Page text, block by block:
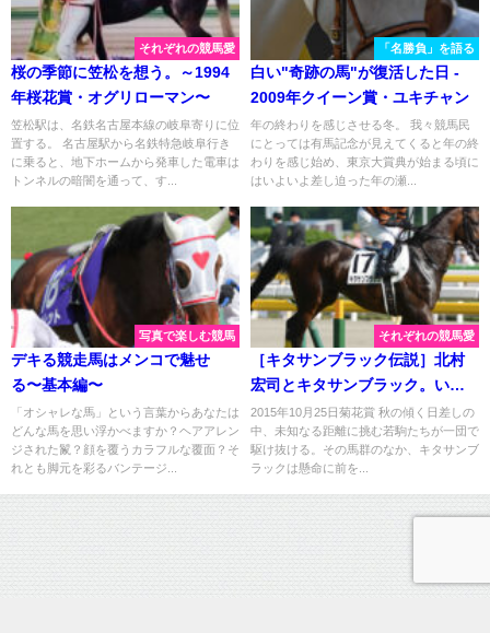
それぞれの競馬愛
桜の季節に笠松を想う。～1994
年桜花賞・オグリローマン〜
笠松駅は、名鉄名古屋本線の岐阜寄りに位
置する。 名古屋駅から名鉄特急岐阜行き
に乗ると、地下ホームから発車した電車は
トンネルの暗闇を通って、す...
「名勝負」を語る
白い"奇跡の馬"が復活した日 -
2009年クイーン賞・ユキチャン
年の終わりを感じさせる冬。 我々競馬民
にとっては有馬記念が見えてくると年の終
わりを感じ始め、東京大賞典が始まる頃に
はいよいよ差し迫った年の瀬...
写真で楽しむ競馬
デキる競走馬はメンコで魅せ
る〜基本編〜
「オシャレな馬」という言葉からあなたは
どんな馬を思い浮かべますか？ヘアアレン
ジされた鬣？顔を覆うカラフルな覆面？そ
れとも脚元を彩るバンテージ...
それぞれの競馬愛
［キタサンブラック伝説］北村
宏司とキタサンブラック。いつ
かヒロシがふたたび輝く日まで
2015年10月25日菊花賞 秋の傾く日差しの
中、未知なる距離に挑む若駒たちが一団で
駆け抜ける。その馬群のなか、キタサンブ
ラックは懸命に前を...